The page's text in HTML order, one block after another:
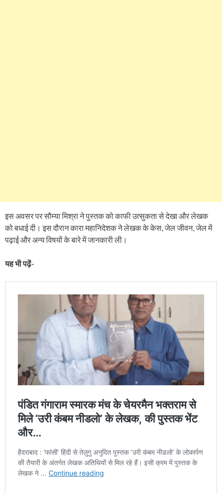
इस अवसर पर सौम्या मिश्रा ने पुस्तक को काफी उत्सुकता से देखा और लेखक
को बधाई दी। इस दौरान कारा महानिदेशक ने लेखक के केस, जेल जीवन, जेल में
पढ़ाई और अन्य विषयों के बारे में जानकारी ली।
यह भी पढ़ें-